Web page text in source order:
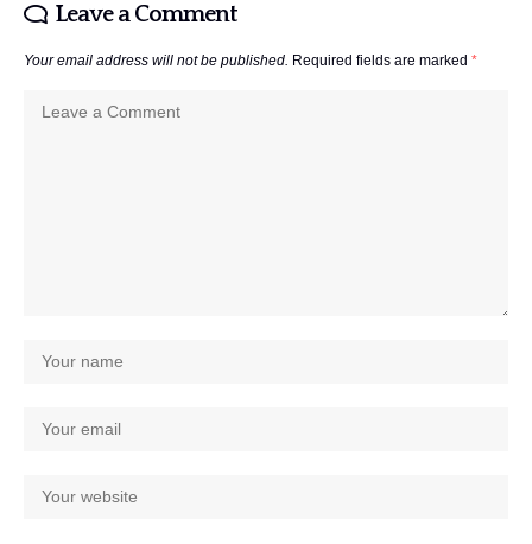
Leave a Comment
Your email address will not be published. Required fields are marked *